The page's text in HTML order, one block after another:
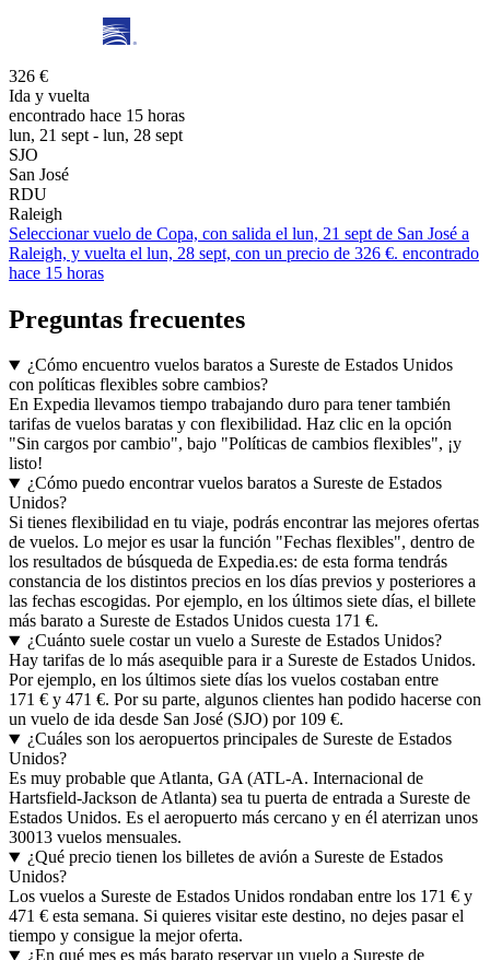
326 €
Ida y vuelta
encontrado hace 15 horas
lun, 21 sept - lun, 28 sept
SJO
San José
RDU
Raleigh
Seleccionar vuelo de Copa, con salida el lun, 21 sept de San José a
Raleigh, y vuelta el lun, 28 sept, con un precio de 326 €. encontrado
hace 15 horas
Preguntas frecuentes
¿Cómo encuentro vuelos baratos a Sureste de Estados Unidos
con políticas flexibles sobre cambios?
En Expedia llevamos tiempo trabajando duro para tener también
tarifas de vuelos baratas y con flexibilidad. Haz clic en la opción
"Sin cargos por cambio", bajo "Políticas de cambios flexibles", ¡y
listo!
¿Cómo puedo encontrar vuelos baratos a Sureste de Estados
Unidos?
Si tienes flexibilidad en tu viaje, podrás encontrar las mejores ofertas
de vuelos. Lo mejor es usar la función "Fechas flexibles", dentro de
los resultados de búsqueda de Expedia.es: de esta forma tendrás
constancia de los distintos precios en los días previos y posteriores a
las fechas escogidas. Por ejemplo, en los últimos siete días, el billete
más barato a Sureste de Estados Unidos cuesta 171 €.
¿Cuánto suele costar un vuelo a Sureste de Estados Unidos?
Hay tarifas de lo más asequible para ir a Sureste de Estados Unidos.
Por ejemplo, en los últimos siete días los vuelos costaban entre
171 € y 471 €. Por su parte, algunos clientes han podido hacerse con
un vuelo de ida desde San José (SJO) por 109 €.
¿Cuáles son los aeropuertos principales de Sureste de Estados
Unidos?
Es muy probable que Atlanta, GA (ATL-A. Internacional de
Hartsfield-Jackson de Atlanta) sea tu puerta de entrada a Sureste de
Estados Unidos. Es el aeropuerto más cercano y en él aterrizan unos
30013 vuelos mensuales.
¿Qué precio tienen los billetes de avión a Sureste de Estados
Unidos?
Los vuelos a Sureste de Estados Unidos rondaban entre los 171 € y
471 € esta semana. Si quieres visitar este destino, no dejes pasar el
tiempo y consigue la mejor oferta.
¿En qué mes es más barato reservar un vuelo a Sureste de